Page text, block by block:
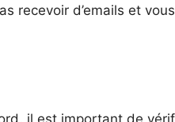
recevoir d’emails et
il est important de